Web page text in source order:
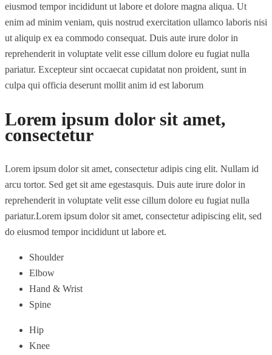
eiusmod tempor incididunt ut labore et dolore magna aliqua. Ut
enim ad minim veniam, quis nostrud exercitation ullamco laboris nisi
ut aliquip ex ea commodo consequat. Duis aute irure dolor in
reprehenderit in voluptate velit esse cillum dolore eu fugiat nulla
pariatur. Excepteur sint occaecat cupidatat non proident, sunt in
culpa qui officia deserunt mollit anim id est laborum
Lorem ipsum dolor sit amet,
consectetur
Lorem ipsum dolor sit amet, consectetur adipis cing elit. Nullam id
arcu tortor. Sed get sit ame egestasquis. Duis aute irure dolor in
reprehenderit in voluptate velit esse cillum dolore eu fugiat nulla
pariatur.Lorem ipsum dolor sit amet, consectetur adipiscing elit, sed
do eiusmod tempor incididunt ut labore et.
Shoulder
Elbow
Hand & Wrist
Spine
Hip
Knee